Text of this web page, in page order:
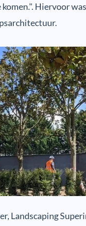
Hiervoor
Landscaping